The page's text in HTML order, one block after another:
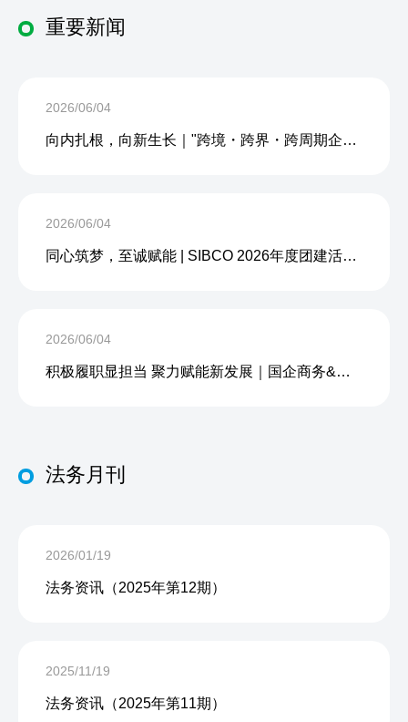
重要新闻
2026/06/04
向内扎根，向新生长｜"跨境・跨界・跨周期企业内生力沙龙"成功举办
2026/06/04
同心筑梦，至诚赋能 | SIBCO 2026年度团建活动圆满收官
2026/06/04
积极履职显担当 聚力赋能新发展｜国企商务&中企人力出席上海现代服务业联合会第五届会员大会第三次会议暨2026服务业高质量发展大会
法务月刊
2026/01/19
法务资讯（2025年第12期）
2025/11/19
法务资讯（2025年第11期）